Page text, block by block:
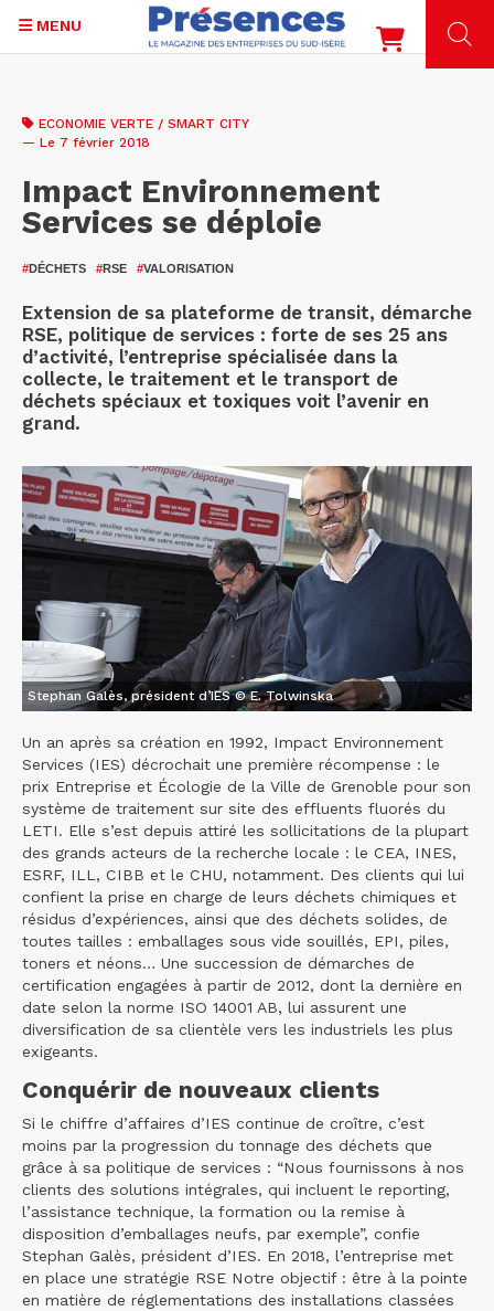
contenu
MENU
ECONOMIE VERTE / SMART CITY
— Le 7 février 2018
Impact Environnement
Services se déploie
#DÉCHETS #RSE #VALORISATION
Extension de sa plateforme de transit, démarche
RSE, politique de services : forte de ses 25 ans
d’activité, l’entreprise spécialisée dans la
collecte, le traitement et le transport de
déchets spéciaux et toxiques voit l’avenir en
grand.
Stephan Galès, président d’IES © E. Tolwinska
Un an après sa création en 1992, Impact Environnement
Services (IES) décrochait une première récompense : le
prix Entreprise et Écologie de la Ville de Grenoble pour son
système de traitement sur site des effluents fluorés du
LETI. Elle s’est depuis attiré les sollicitations de la plupart
des grands acteurs de la recherche locale : le CEA, INES,
ESRF, ILL, CIBB et le CHU, notamment. Des clients qui lui
confient la prise en charge de leurs déchets chimiques et
résidus d’expériences, ainsi que des déchets solides, de
toutes tailles : emballages sous vide souillés, EPI, piles,
toners et néons… Une succession de démarches de
certification engagées à partir de 2012, dont la dernière en
date selon la norme ISO 14001 AB, lui assurent une
diversification de sa clientèle vers les industriels les plus
exigeants.
Conquérir de nouveaux clients
Si le chiffre d’affaires d’IES continue de croître, c’est
moins par la progression du tonnage des déchets que
grâce à sa politique de services : “Nous fournissons à nos
clients des solutions intégrales, qui incluent le reporting,
l’assistance technique, la formation ou la remise à
disposition d’emballages neufs, par exemple”, confie
Stephan Galès, président d’IES. En 2018, l’entreprise met
en place une stratégie RSE Notre objectif : être à la pointe
en matière de réglementations des installations classées